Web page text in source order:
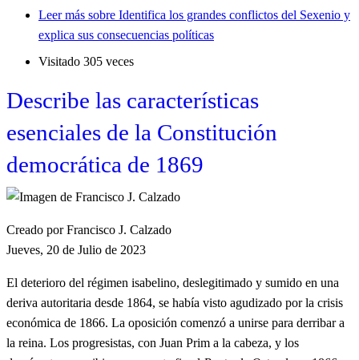
Leer más sobre Identifica los grandes conflictos del Sexenio y
explica sus consecuencias políticas
Visitado 305 veces
Describe las características
esenciales de la Constitución
democrática de 1869
Creado por Francisco J. Calzado
Jueves, 20 de Julio de 2023
El deterioro del régimen isabelino, deslegitimado y sumido en una
deriva autoritaria desde 1864, se había visto agudizado por la crisis
económica de 1866. La oposición comenzó a unirse para derribar a
la reina. Los progresistas, con Juan Prim a la cabeza, y los